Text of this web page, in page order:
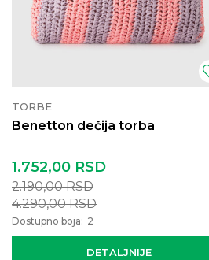
TORBE
Benetton dečija torba
DETALJNIJE
1.752,00 RSD
2.190,00RSD
4.290,00RSD
Dostupno boja: 2